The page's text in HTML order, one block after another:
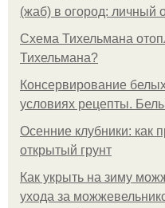
(жаб) в огород: личный
Схема Тихельмана
Тихельмана?
Консервирование
условиях рецепты.
Осенние клубники: как
открытый грунт
Как укрыть на зиму
ухода за